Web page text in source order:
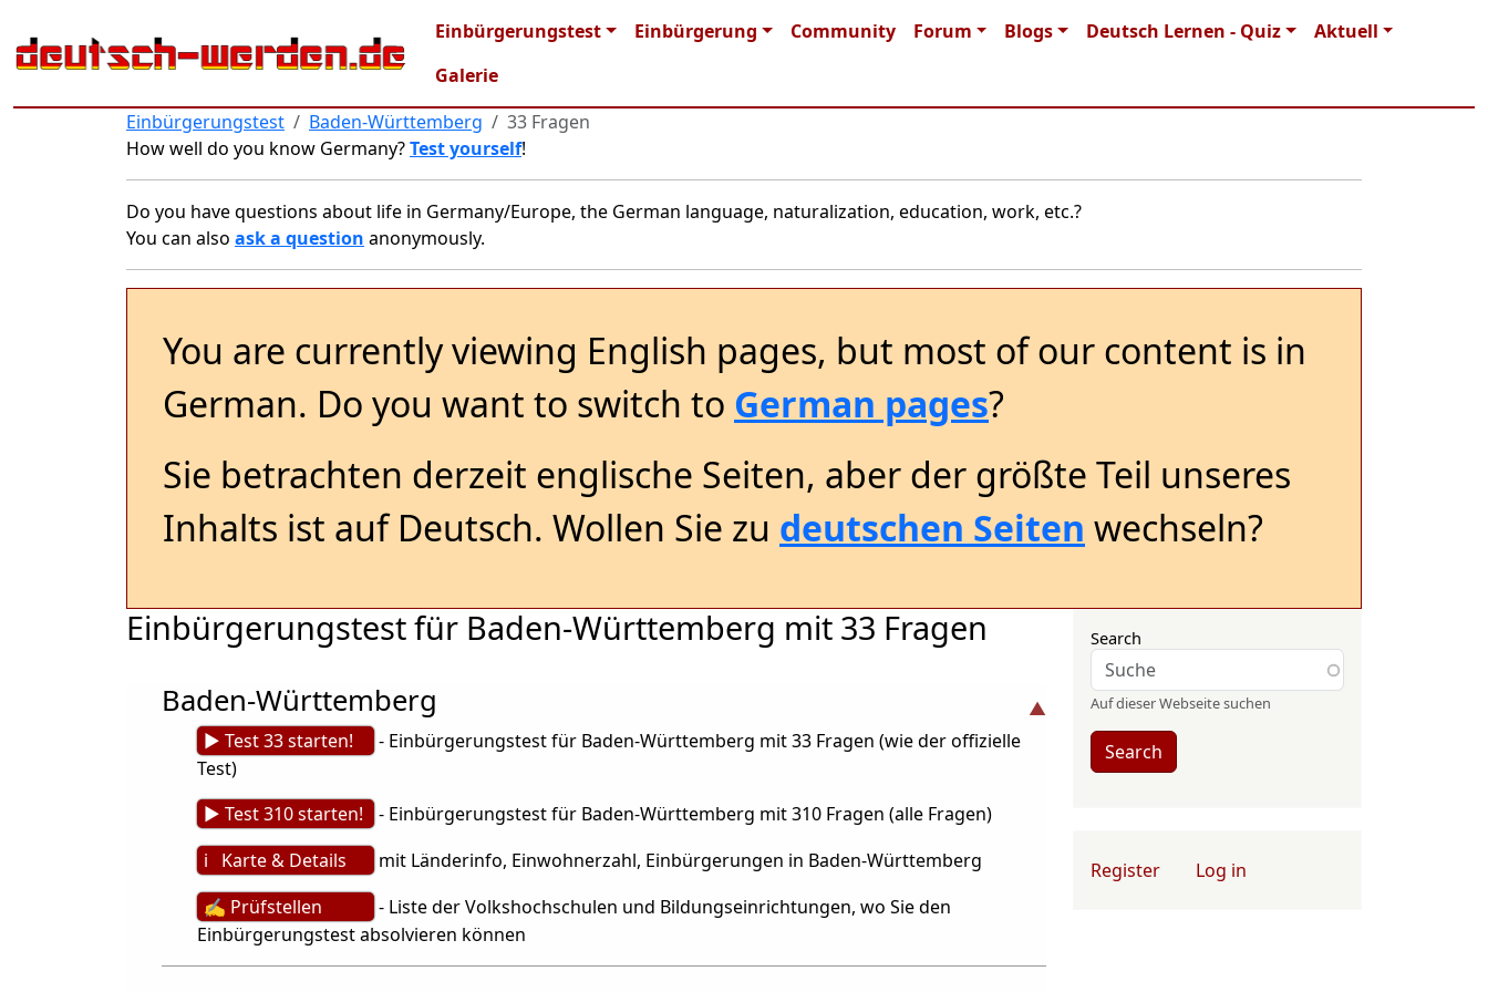
Main navigation
Einbürgerungstest Einbürgerung Community Forum Blogs Deutsch Lernen - Quiz
Aktuell
Galerie
Einbürgerungstest
Baden-Württemberg
33 Fragen
How well do you know Germany?Test yourself!
Do you have questions about life in Germany/Europe, the German language, naturalization, education, work, etc.?
You can also ask a question anonymously.
You are currently viewing English pages, but most of our content is in
German. Do you want to switch to German pages?
Sie betrachten derzeit englische Seiten, aber der größte Teil unseres
Inhalts ist auf Deutsch. Wollen Sie zu deutschen Seiten wechseln?
Einbürgerungstest für Baden-Württemberg mit 33 Fragen
Baden-Württemberg
► Test 33 starten!
- Einbürgerungstest für Baden-Württemberg mit 33 Fragen (wie der offizielle
Test)
► Test 310 starten!
- Einbürgerungstest für Baden-Württemberg mit 310 Fragen (alle Fragen)
ℹ Karte & Details
mit Länderinfo, Einwohnerzahl, Einbürgerungen in Baden-Württemberg
✍ Prüfstellen
- Liste der Volkshochschulen und Bildungseinrichtungen, wo Sie den
Einbürgerungstest absolvieren können
Search
Auf dieser Webseite suchen
Search
User account menu
Register Log in